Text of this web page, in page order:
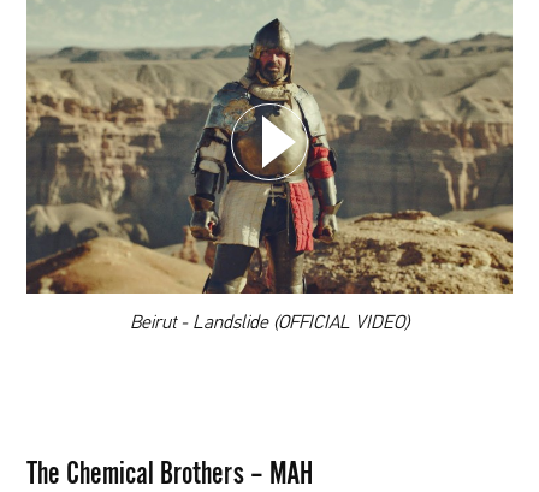
00:00
Beirut - Landslide (OFFICIAL VIDEO)
WYBIERZ SWOJĄ PLAYLISTĘ
DODAJ TEN FILM DO PLAYLISTY
The Chemical Brothers – MAH